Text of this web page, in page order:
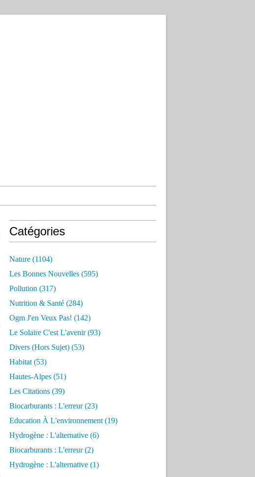
Catégories
Nature (1104)
Les Bonnes Nouvelles (595)
Pollution (317)
Nutrition & Santé (284)
Ogm J'en Veux Pas! (142)
Le Solaire C'est L'avenir(93)
Divers (hors Sujet) (53)
Habitat (53)
Hautes-Alpes (51)
Les Citations (39)
Biocarburants : L'erreur(23)
Education À L'environnement (19)
Hydrogène : L'alternative (6)
Biocarburants : L'erreur(2)
Hydrogène : L'alternative (1)